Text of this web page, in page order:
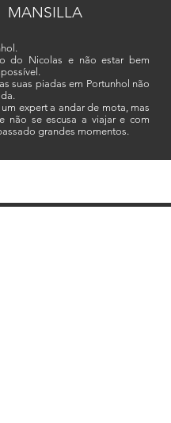
MANSILLA
do Nicolas e não estar bem
suas piadas em Portunhol não
expert a andar de mota, mas
não se escusa a viajar e com
grandes momentos.